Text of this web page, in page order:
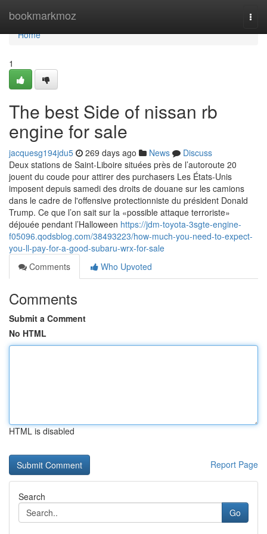
bookmarkmoz
Home
Home
1
The best Side of nissan rb
engine for sale
jacquesg194jdu5 269 days ago News
Discuss
Deux stations de Saint-Liboire situées près de l’autoroute 20
jouent du coude pour attirer des purchasers Les États-Unis
imposent depuis samedi des droits de douane sur les camions
dans le cadre de l'offensive protectionniste du président Donald
Trump. Ce que l’on sait sur la «possible attaque terroriste»
déjouée pendant l’Halloween https://jdm-toyota-3sgte-engine-
f05096.qodsblog.com/38493223/how-much-you-need-to-expect-
you-ll-pay-for-a-good-subaru-wrx-for-sale
Comments
Who Upvoted
Comments
Submit a Comment
No HTML
HTML is disabled
Report Page
Search
Go